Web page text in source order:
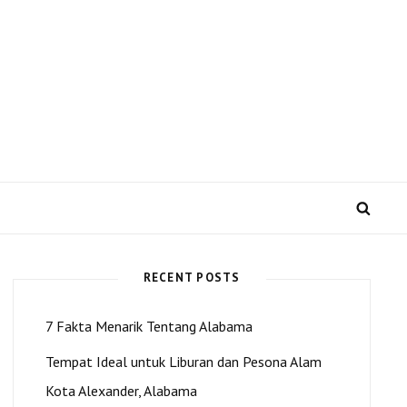
dan Kota Alexander
RECENT POSTS
7 Fakta Menarik Tentang Alabama
Tempat Ideal untuk Liburan dan Pesona Alam
Kota Alexander, Alabama